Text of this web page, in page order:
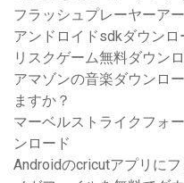
フラッシュプレーヤーア
アンドロイドsdkダウン
リスクゲーム無料ダウン
アマゾンの音楽ダウンロ
ますか？
マーベルストライクフォ
ンロード
Androidのcricutアプリに